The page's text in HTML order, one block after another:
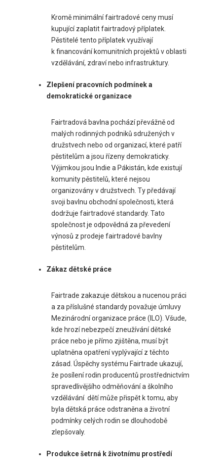
Kromě minimální fairtradové ceny musí
kupující zaplatit fairtradový příplatek.
Pěstitelé tento příplatek využívají
k financování komunitních projektů v oblasti
vzdělávání, zdraví nebo infrastruktury.
Zlepšení pracovních podmínek a
demokratické organizace
Fairtradová bavlna pochází převážně od
malých rodinných podniků sdružených v
družstvech nebo od organizací, které patří
pěstitelům a jsou řízeny demokraticky.
Výjimkou jsou Indie a Pákistán, kde existují
komunity pěstitelů, které nejsou
organizovány v družstvech. Ty předávají
svoji bavlnu obchodní společnosti, která
dodržuje fairtradové standardy. Tato
společnost je odpovědná za převedení
výnosů z prodeje fairtradové bavlny
pěstitelům.
Zákaz dětské práce
Fairtrade zakazuje dětskou a nucenou práci
a za příslušné standardy považuje úmluvy
Mezinárodní organizace práce (ILO). Všude,
kde hrozí nebezpečí zneužívání dětské
práce nebo je přímo zjištěna, musí být
uplatněna opatření vyplývající z těchto
zásad. Úspěchy systému Fairtrade ukazují,
že posílení rodin producentů prostřednictvím
spravedlivějšího odměňování a školního
vzdělávání dětí může přispět k tomu, aby
byla dětská práce odstraněna a životní
podmínky celých rodin se dlouhodobě
zlepšovaly.
Produkce šetrná k životnímu prostředí